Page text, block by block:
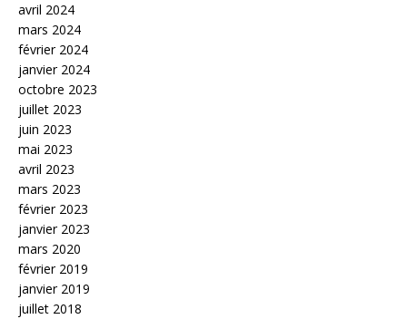
avril 2024
mars 2024
février 2024
janvier 2024
octobre 2023
juillet 2023
juin 2023
mai 2023
avril 2023
mars 2023
février 2023
janvier 2023
mars 2020
février 2019
janvier 2019
juillet 2018